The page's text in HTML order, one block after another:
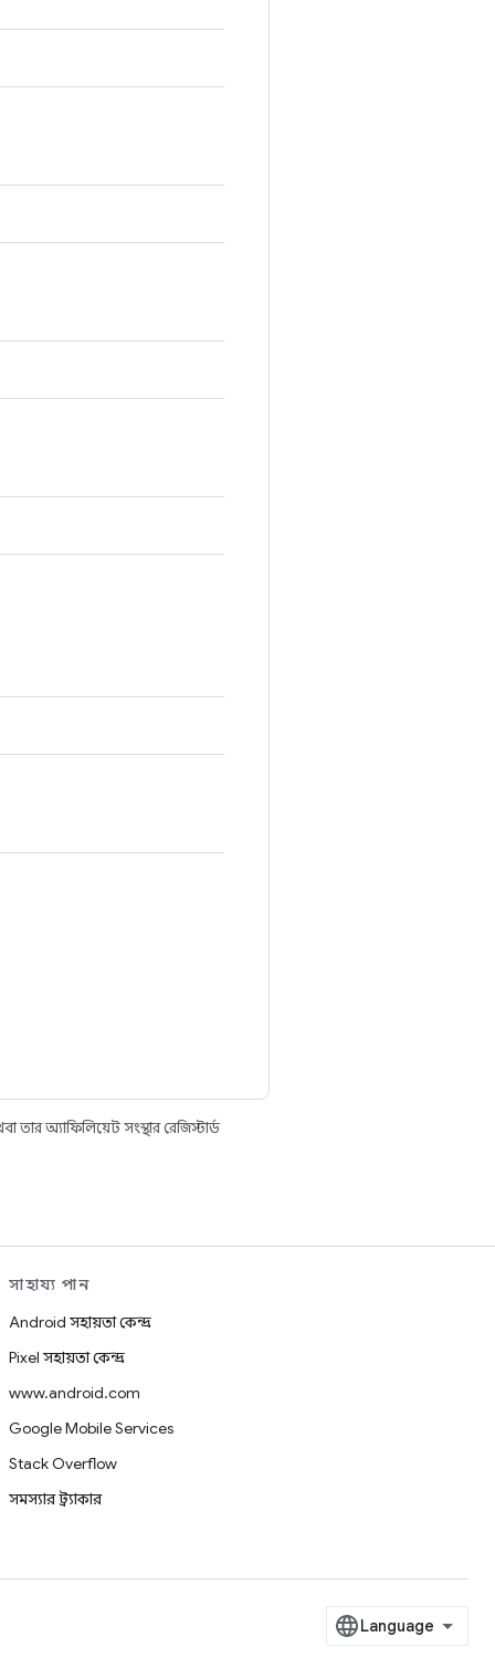
অ্যাফিলিয়েট সংস্থার রেজিস্টার্ড
সাহায্য পান
Android সহায়তা কেন্দ্র
Pixel সহায়তা কেন্দ্র
www.android.com
Google Mobile Services
Stack Overflow
সমস্যার ট্র্যাকার